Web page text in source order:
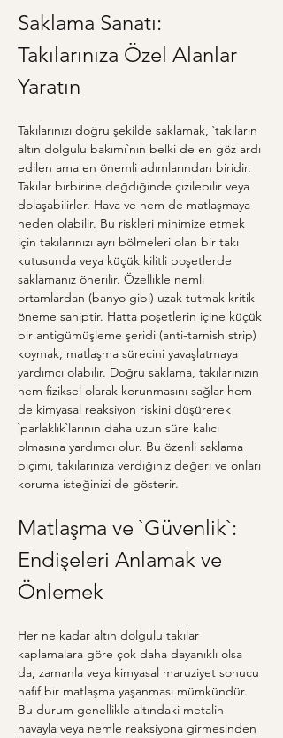
Saklama Sanatı:
Takılarınıza Özel Alanlar
Yaratın
Takılarınızı doğru şekilde saklamak, `takıların
altın dolgulu bakımı`nın belki de en göz ardı
edilen ama en önemli adımlarından biridir.
Takılar birbirine değdiğinde çizilebilir veya
dolaşabilirler. Hava ve nem de matlaşmaya
neden olabilir. Bu riskleri minimize etmek
için takılarınızı ayrı bölmeleri olan bir takı
kutusunda veya küçük kilitli poşetlerde
saklamanız önerilir. Özellikle nemli
ortamlardan (banyo gibi) uzak tutmak kritik
öneme sahiptir. Hatta poşetlerin içine küçük
bir antigümüşleme şeridi (anti-tarnish strip)
koymak, matlaşma sürecini yavaşlatmaya
yardımcı olabilir. Doğru saklama, takılarınızın
hem fiziksel olarak korunmasını sağlar hem
de kimyasal reaksiyon riskini düşürerek
`parlaklık`larının daha uzun süre kalıcı
olmasına yardımcı olur. Bu özenli saklama
biçimi, takılarınıza verdiğiniz değeri ve onları
koruma isteğinizi de gösterir.
Matlaşma ve `Güvenlik`:
Endişeleri Anlamak ve
Önlemek
Her ne kadar altın dolgulu takılar
kaplamalara göre çok daha dayanıklı olsa
da, zamanla veya kimyasal maruziyet sonucu
hafif bir matlaşma yaşanması mümkündür.
Bu durum genellikle altındaki metalin
havayla veya nemle reaksiyona girmesinden